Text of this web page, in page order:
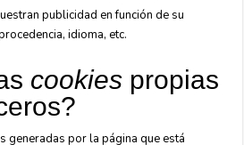
publicidad en función de su
idioma, etc.
cookies propias
generadas por la página que está